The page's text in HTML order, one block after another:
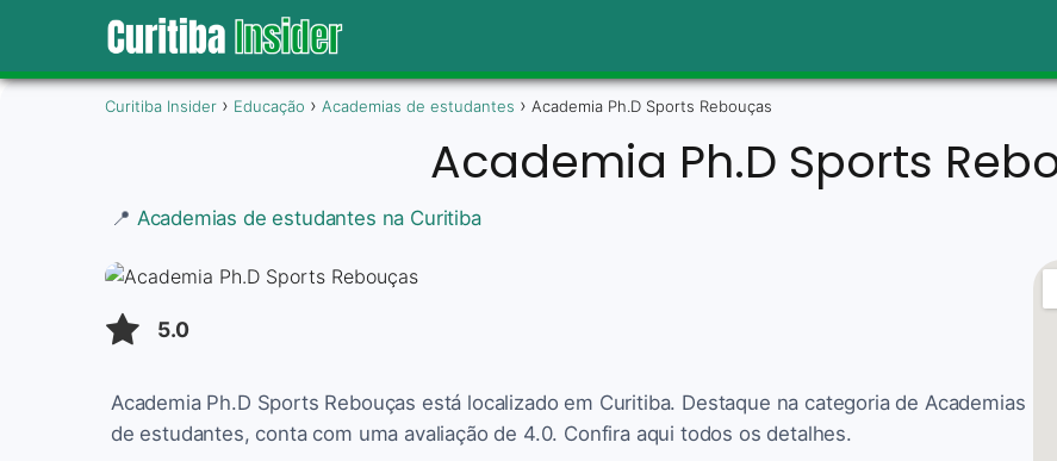
Curitiba Insider Educação Academias de estudantes Academia Ph.D Sports Rebouças
Academia Ph.D Sports
📍 Academias de estudantes na Curitiba
5.0
Academia Ph.D Sports Rebouças está localizado em Curitiba. Destaque na categoria de Academias
de estudantes, conta com uma avaliação de 4.0. Confira aqui todos os detalhes.